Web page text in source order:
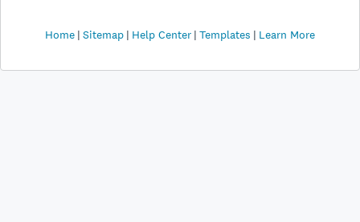
Home Sitemap Help Center Templates Learn More